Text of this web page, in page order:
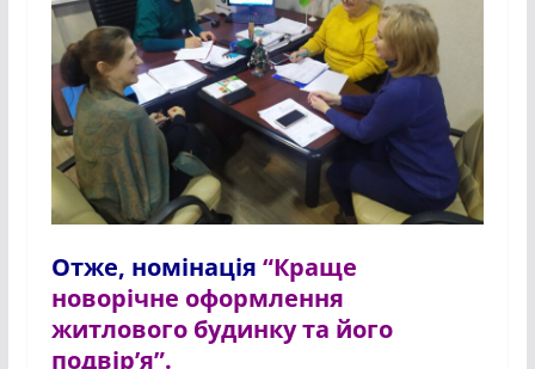
Отже, номінація “Краще
новорічне оформлення
житлового будинку та його
подвір’я”.